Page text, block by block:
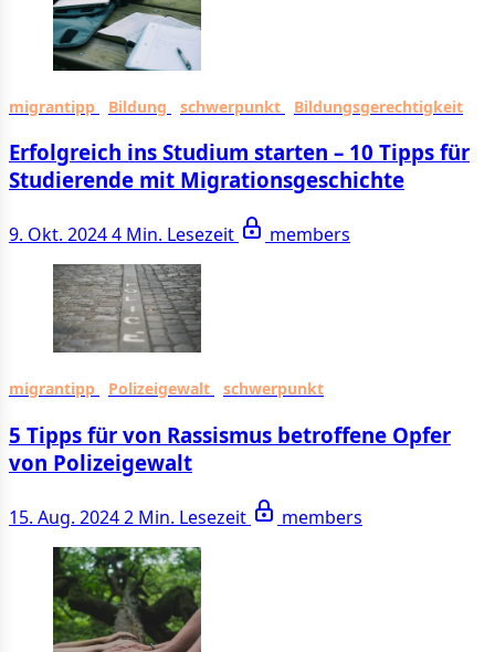
migrantipp Bildung schwerpunkt Bildungsgerechtigkeit
Erfolgreich ins Studium starten – 10 Tipps für
Studierende mit Migrationsgeschichte
9. Okt. 20244 Min. Lesezeit members
migrantipp Polizeigewalt schwerpunkt
5 Tipps für von Rassismus betroffene Opfer
von Polizeigewalt
15. Aug. 20242 Min. Lesezeit members